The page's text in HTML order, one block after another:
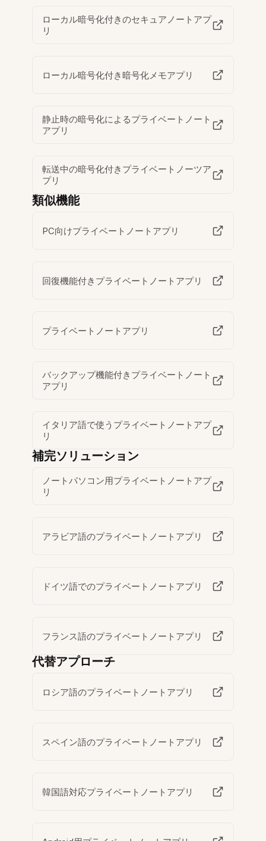
ローカル暗号化付きのセキュアノートアプ
リ
ローカル暗号化付き暗号化メモアプリ
静止時の暗号化によるプライベートノート
アプリ
転送中の暗号化付きプライベートノーツア
プリ
類似機能
PC向けプライベートノートアプリ
回復機能付きプライベートノートアプリ
プライベートノートアプリ
バックアップ機能付きプライベートノート
アプリ
イタリア語で使うプライベートノートアプ
リ
補完ソリューション
ノートパソコン用プライベートノートアプ
リ
アラビア語のプライベートノートアプリ
ドイツ語でのプライベートノートアプリ
フランス語のプライベートノートアプリ
代替アプローチ
ロシア語のプライベートノートアプリ
スペイン語のプライベートノートアプリ
韓国語対応プライベートノートアプリ